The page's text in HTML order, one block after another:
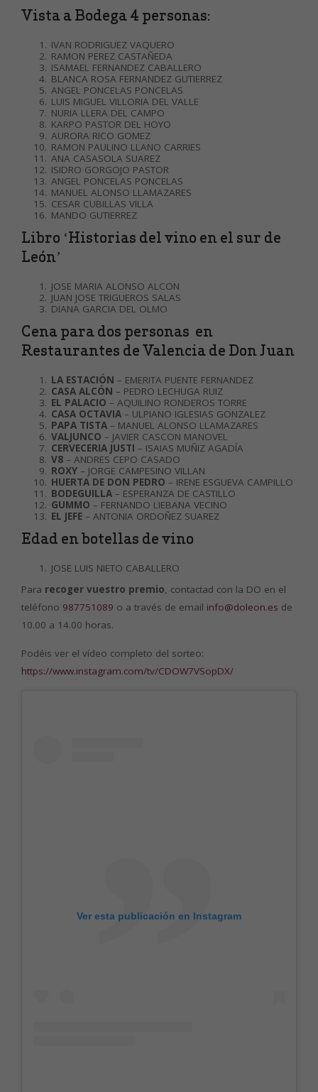
Vista a Bodega 4 personas:
IVAN RODRIGUEZ VAQUERO
RAMON PEREZ CASTAÑEDA
ISAMAEL FERNANDEZ CABALLERO
BLANCA ROSA FERNANDEZ GUTIERREZ
ANGEL PONCELAS PONCELAS
LUIS MIGUEL VILLORIA DEL VALLE
NURIA LLERA DEL CAMPO
KARPO PASTOR DEL HOYO
AURORA RICO GOMEZ
RAMON PAULINO LLANO CARRIES
ANA CASASOLA SUAREZ
ISIDRO GORGOJO PASTOR
ANGEL PONCELAS PONCELAS
MANUEL ALONSO LLAMAZARES
CESAR CUBILLAS VILLA
MANDO GUTIERREZ
Libro ‘Historias del vino en el sur de
León’
JOSE MARIA ALONSO ALCON
JUAN JOSE TRIGUEROS SALAS
DIANA GARCIA DEL OLMO
Cena para dos personas en
Restaurantes de Valencia de Don Juan
LA ESTACIÓN – EMERITA PUENTE FERNANDEZ
CASA ALCÓN – PEDRO LECHUGA RUIZ
EL PALACIO – AQUILINO RONDEROS TORRE
CASA OCTAVIA – ULPIANO IGLESIAS GONZALEZ
PAPA TISTA – MANUEL ALONSO LLAMAZARES
VALJUNCO – JAVIER CASCON MANOVEL
CERVECERIA JUSTI – ISAIAS MUÑIZ AGADÍA
V8 – ANDRES CEPO CASADO
ROXY – JORGE CAMPESINO VILLAN
HUERTA DE DON PEDRO – IRENE ESGUEVA CAMPILLO
BODEGUILLA – ESPERANZA DE CASTILLO
GUMMO – FERNANDO LIEBANA VECINO
EL JEFE – ANTONIA ORDOÑEZ SUAREZ
Edad en botellas de vino
JOSE LUIS NIETO CABALLERO
Para recoger vuestro premio, contactad con la DO en el
teléfono 987751089 o a través de email info@doleon.es de
10.00 a 14.00 horas.
Podéis ver el vídeo completo del sorteo:
https://www.instagram.com/tv/CDOW7VSopDX/
Ver esta publicación en Instagram